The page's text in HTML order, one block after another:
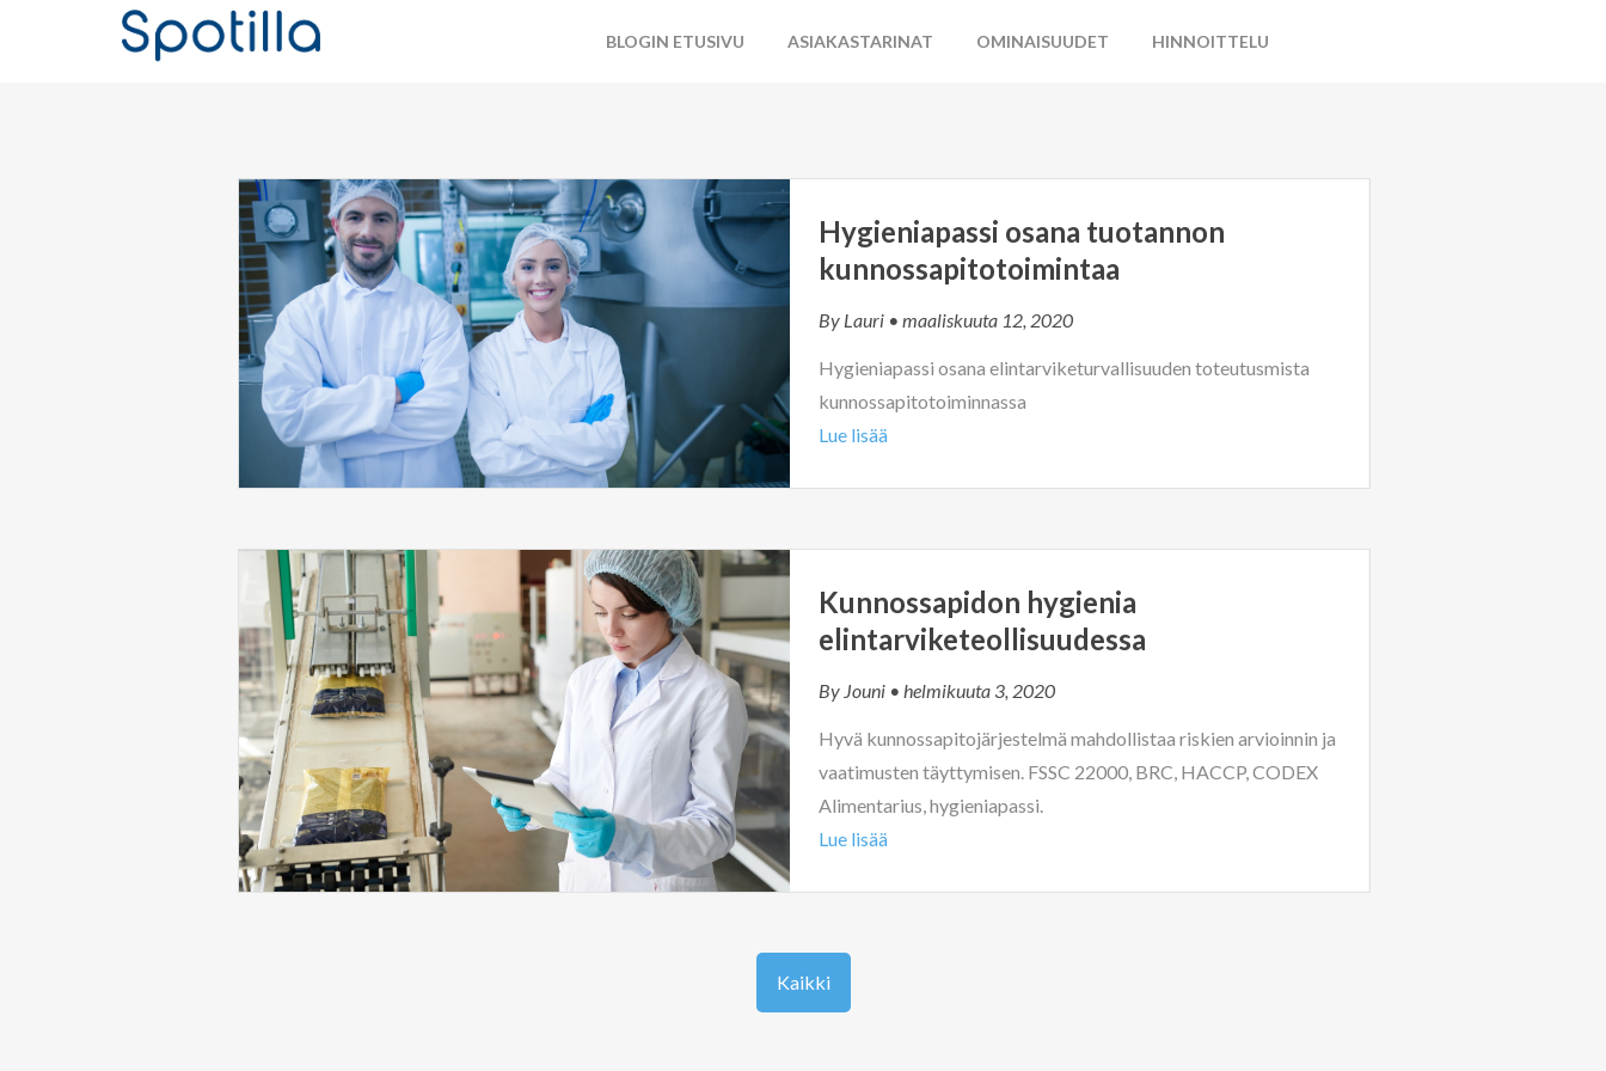
BLOGIN ETUSIVU ASIAKASTARINAT OMINAISUUDET HINNOITTELU
Hygieniapassi osana tuotannon
kunnossapitotoimintaa
By Lauri • maaliskuuta 12, 2020
Hygieniapassi osana elintarviketurvallisuuden toteutusmista
kunnossapitotoiminnassa
Lue lisää
Kunnossapidon hygienia
elintarviketeollisuudessa
By Jouni • helmikuuta 3, 2020
Hyvä kunnossapitojärjestelmä mahdollistaa riskien arvioinnin ja
vaatimusten täyttymisen. FSSC 22000, BRC, HACCP, CODEX
Alimentarius, hygieniapassi.
Lue lisää
Kaikki